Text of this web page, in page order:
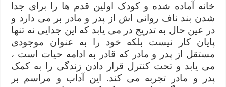
خانه آماده شده و کودک اولین قدم ها را برای جدا
شدن بند ناف روانی اش از پدر و مادر بر می دارد و
در عین حال به تدریج در می یابد که این جدایی نه تنها
پایان کار نیست بلکه خود را به عنوان موجودی
مستقل از پدر و مادر که قادر به ادامه حیات است ،
می یابد و تحت کنترل قرار دادن زندگی را به کمک
پدر و مادر تجربه می کند. این آداب و مراسم بر